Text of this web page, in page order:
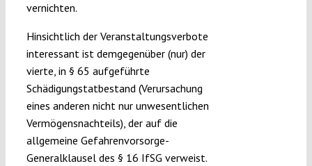
vernichten.
Hinsichtlich der Veranstaltungsverbote
interessant ist demgegenüber (nur) der
vierte, in § 65 aufgeführte
Schädigungstatbestand (Verursachung
eines anderen nicht nur unwesentlichen
Vermögensnachteils), der auf die
allgemeine Gefahrenvorsorge-
Generalklausel des § 16 IfSG verweist.